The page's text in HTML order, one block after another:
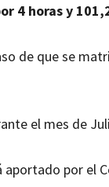
4 horas y
de que se
el mes de
por el